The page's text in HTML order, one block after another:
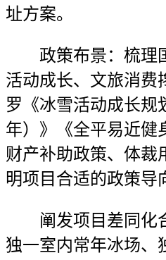
址方案。
政策布景：梳理
活动成长、文旅消费
罗《冰雪活动成长规
年）》《全平易近健
财产补助政策、体裁
明项目合适的政策导
阐发项目差同化
独一室内常年冰场、